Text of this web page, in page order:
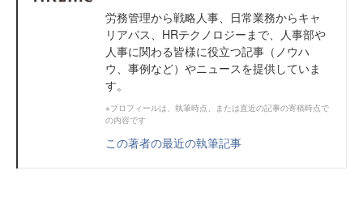
労務管理から戦略人事、日常業務からキャ
リアパス、HRテクノロジーまで、人事部や
人事に関わる皆様に役立つ記事（ノウハ
ウ、事例など）やニュースを提供していま
す。
※プロフィールは、執筆時点、または直近の記事の寄稿時点で
の内容です
この著者の最近の執筆記事